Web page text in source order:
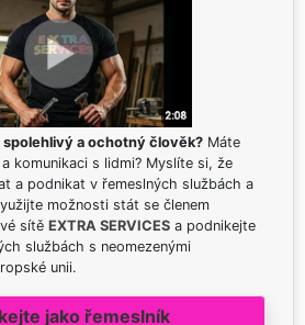
a ochotný člověk? Máte
komunikaci s lidmi? Myslíte si, že
a podnikat v řemeslných službách a
možnosti stát se členem
sítě EXTRA SERVICES a podnikejte
službách s neomezenými
unii.
jako řemeslník